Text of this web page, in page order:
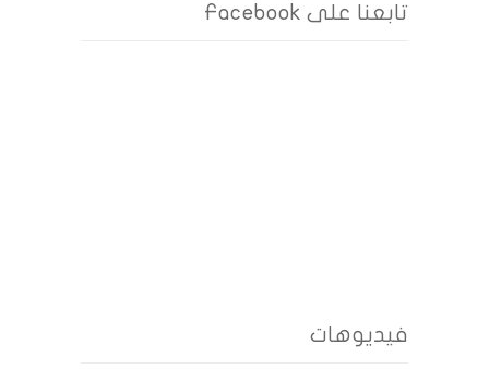
تابعنا على Facebook
فيديوهات